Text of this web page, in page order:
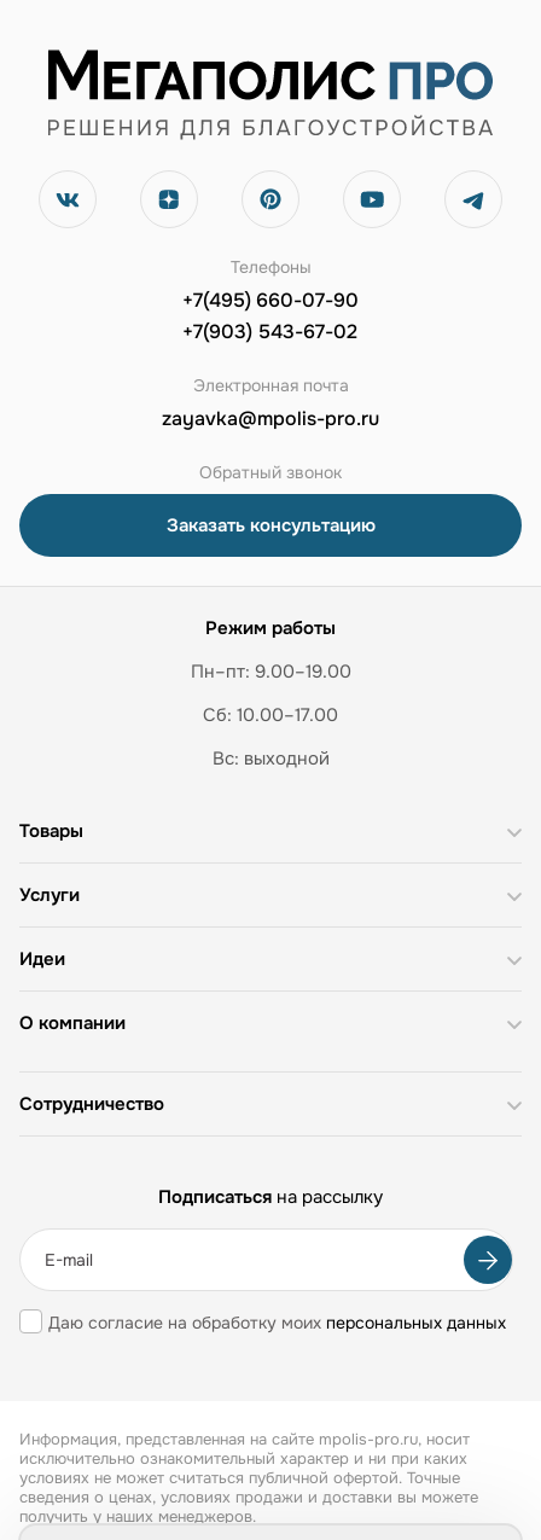
Телефоны
+7(495) 660-07-90
+7(903) 543-67-02
Электронная почта
zayavka@mpolis-pro.ru
Обратный звонок
Заказать консультацию
Режим работы
Пн–пт: 9.00–19.00
Сб: 10.00–17.00
Вс: выходной
О компании
Товары
Услуги
Идеи
Сотрудничество
Подписаться на рассылку
Даю согласие на обработку моих персональных данных
Информация, представленная на сайте mpolis-pro.ru, носит
исключительно ознакомительный характер и ни при каких
условиях не может считаться публичной офертой. Точные
сведения о ценах, условиях продажи и доставки вы можете
получить у наших менеджеров.